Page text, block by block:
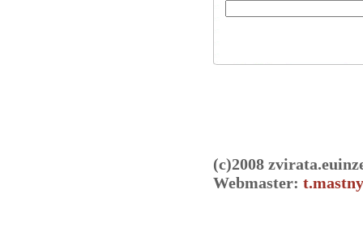
(c)2008
Webmaster: